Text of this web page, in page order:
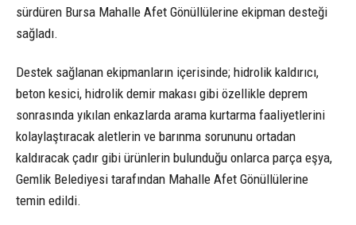
sürdüren Bursa Mahalle Afet Gönüllülerine ekipman desteği
sağladı.
Destek sağlanan ekipmanların içerisinde; hidrolik kaldırıcı,
beton kesici, hidrolik demir makası gibi özellikle deprem
sonrasında yıkılan enkazlarda arama kurtarma faaliyetlerini
kolaylaştıracak aletlerin ve barınma sorununu ortadan
kaldıracak çadır gibi ürünlerin bulunduğu onlarca parça eşya,
Gemlik Belediyesi tarafından Mahalle Afet Gönüllülerine
temin edildi.